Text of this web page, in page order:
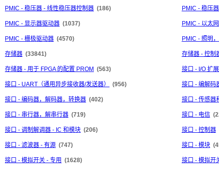
PMIC - 稳压器 - 线性稳压器控制器 (186) PMIC - 稳压
PMIC - 显示器驱动器 (1037) PMIC - 以太
PMIC - 栅极驱动器 (4570) PMIC - 照明
存储器 (33841) 存储器 - 控制
存储器 - 用于 FPGA 的配置 PROM (563) 接口 - I/O 扩
接口 - UART（通用异步接收器/发送器） (956) 接口 - 编解码
接口 - 编码器，解码器，转换器 (402) 接口 - 传感器
接口 - 串行器，解串行器 (719) 接口 - 电信
接口 - 调制解调器 - IC 和模块 (206) 接口 - 控制器
接口 - 滤波器 - 有源 (747) 接口 - 模块
接口 - 模拟开关 - 专用 (1628) 接口 - 模拟开